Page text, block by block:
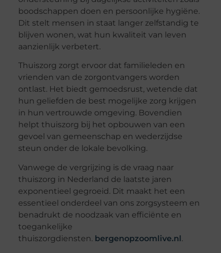
boodschappen doen en persoonlijke hygiëne.
Dit stelt mensen in staat langer zelfstandig te
blijven wonen, wat hun kwaliteit van leven
aanzienlijk verbetert.
Thuiszorg zorgt ervoor dat familieleden en
vrienden van de zorgontvangers worden
ontlast. Het biedt gemoedsrust, wetende dat
hun geliefden de best mogelijke zorg krijgen
in hun vertrouwde omgeving. Bovendien
helpt thuiszorg bij het opbouwen van een
gevoel van gemeenschap en wederzijdse
steun onder de lokale bevolking.
Vanwege de vergrijzing is de vraag naar
thuiszorg in Nederland de laatste jaren
exponentieel gegroeid. Dit maakt het een
essentieel onderdeel van ons zorgsysteem en
benadrukt de noodzaak van efficiënte en
toegankelijke
thuiszorgdiensten. bergenopzoomlive.nl.